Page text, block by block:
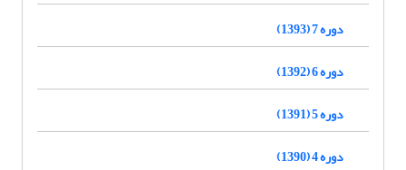
دوره 7 (1393)
دوره 6 (1392)
دوره 5 (1391)
دوره 4 (1390)